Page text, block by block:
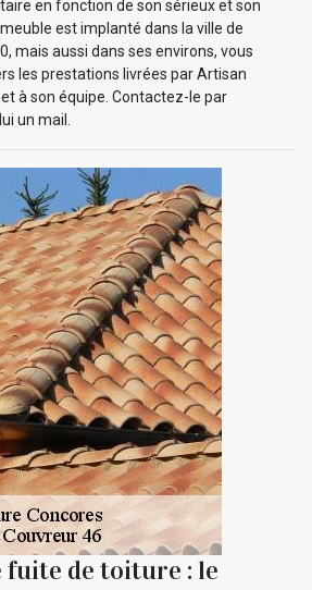
en fonction de son sérieux et son
est implanté dans la ville de
mais aussi dans ses environs, vous
les prestations livrées par Artisan
à son équipe. Contactez-le par
un mail.
fuite de toiture : le